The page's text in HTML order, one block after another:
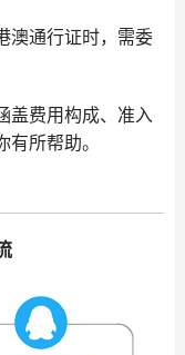
澳通行证时，需委
盖费用构成、准入
所帮助。